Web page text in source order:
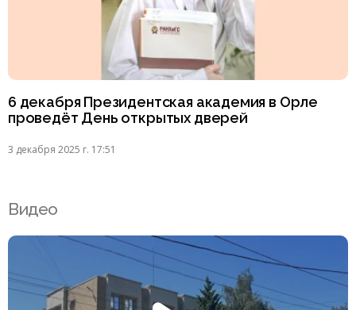
6 декабря Президентская академия в Орле
проведёт День открытых дверей
3 декабря 2025 г. 17:51
Видео